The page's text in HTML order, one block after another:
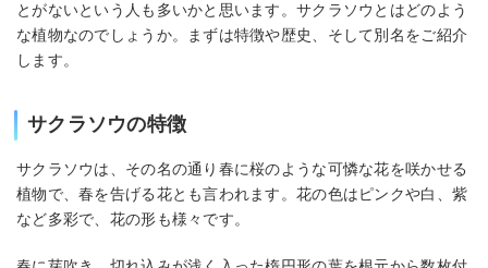
とがないという人も多いかと思います。サクラソウとはどのよう
な植物なのでしょうか。まずは特徴や歴史、そして別名をご紹介
します。
サクラソウの特徴
サクラソウは、その名の通り春に桜のような可憐な花を咲かせる
植物で、春を告げる花とも言われます。花の色はピンクや白、紫
など多彩で、花の形も様々です。